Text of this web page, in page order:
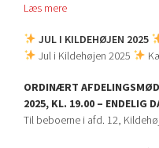
Læs mere
JUL I KILDEHØJEN 2025
Jul i Kildehøjen 2025
ORDINÆRT
2025, KL. 19.00 – ENDELIG
Til beboerne i afd. 12,